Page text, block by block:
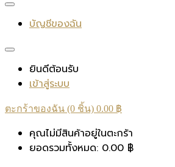
บัญชีของฉัน
ยินดีต้อนรับ
เข้าสู่ระบบ
ตะกร้าของฉัน (0 ชิ้น) 0.00 ฿
คุณไม่มีสินค้าอยู่ในตะกร้า
ยอดรวมทั้งหมด: 0.00 ฿